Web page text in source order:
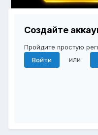
Создайте
Пройдите простую
Войти
или